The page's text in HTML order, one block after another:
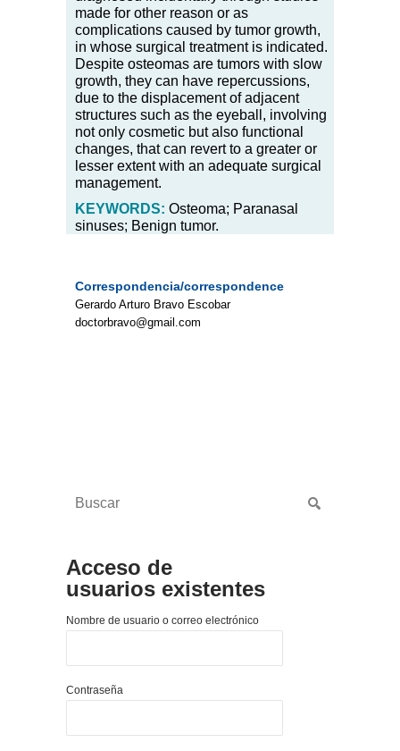
made for other reason or as
complications caused by tumor growth,
in whose surgical treatment is indicated.
Despite osteomas are tumors with slow
growth, they can have repercussions,
due to the displacement of adjacent
structures such as the eyeball, involving
not only cosmetic but also functional
changes, that can revert to a greater or
lesser extent with an adequate surgical
management.
KEYWORDS: Osteoma; Paranasal
sinuses; Benign tumor.
Correspondencia/correspondence
Gerardo Arturo Bravo Escobar
doctorbravo@gmail.com
Acceso de
usuarios existentes
Nombre de usuario o correo electrónico
Contraseña